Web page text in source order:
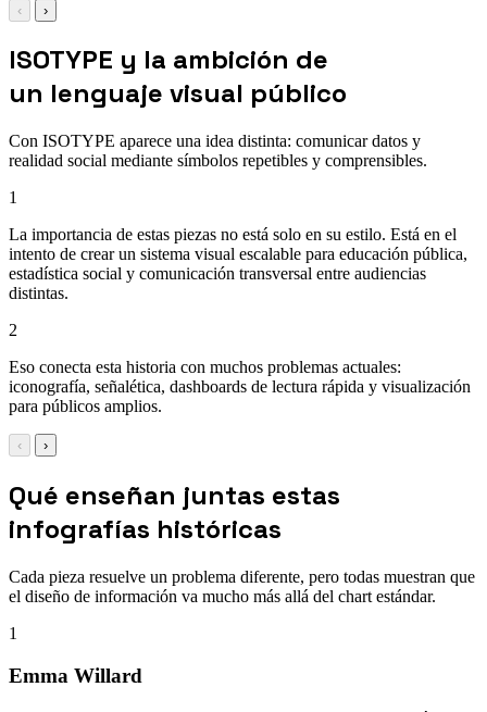
‹ ›
ISOTYPE y la ambición de
un lenguaje visual público
Con ISOTYPE aparece una idea distinta: comunicar datos y
realidad social mediante símbolos repetibles y comprensibles.
1
La importancia de estas piezas no está solo en su estilo. Está en el
intento de crear un sistema visual escalable para educación pública,
estadística social y comunicación transversal entre audiencias
distintas.
2
Eso conecta esta historia con muchos problemas actuales:
iconografía, señalética, dashboards de lectura rápida y visualización
para públicos amplios.
‹ ›
Qué enseñan juntas estas
infografías históricas
Cada pieza resuelve un problema diferente, pero todas muestran que
el diseño de información va mucho más allá del chart estándar.
1
Emma Willard